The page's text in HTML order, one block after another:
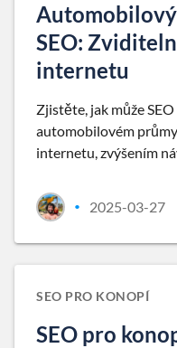
SEO:
internetu
Zjistěte, jak může
automobilovém
internetu, zvýšením
• 2025-03-27
SEO PRO KONOPÍ
SEO pro